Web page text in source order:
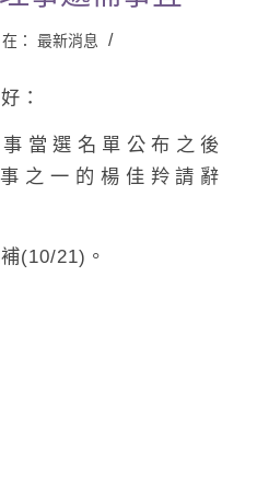
在： 最新消息 /
：
選名單公布之後
之一的楊佳羚請辭
(10/21)。